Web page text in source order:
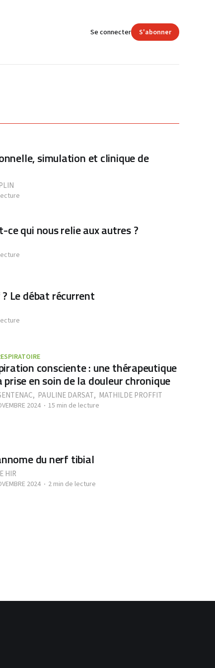
Se connecter S'abonner
simulation et clinique de
ce qui nous relie aux autres ?
Le débat récurrent
consciente : une thérapeutique
prise en soin de la douleur chronique
, PAULINE DARSAT, MATHILDE PROFFIT
2024 15 min de lecture
du nerf tibial
HIR
2024 2 min de lecture